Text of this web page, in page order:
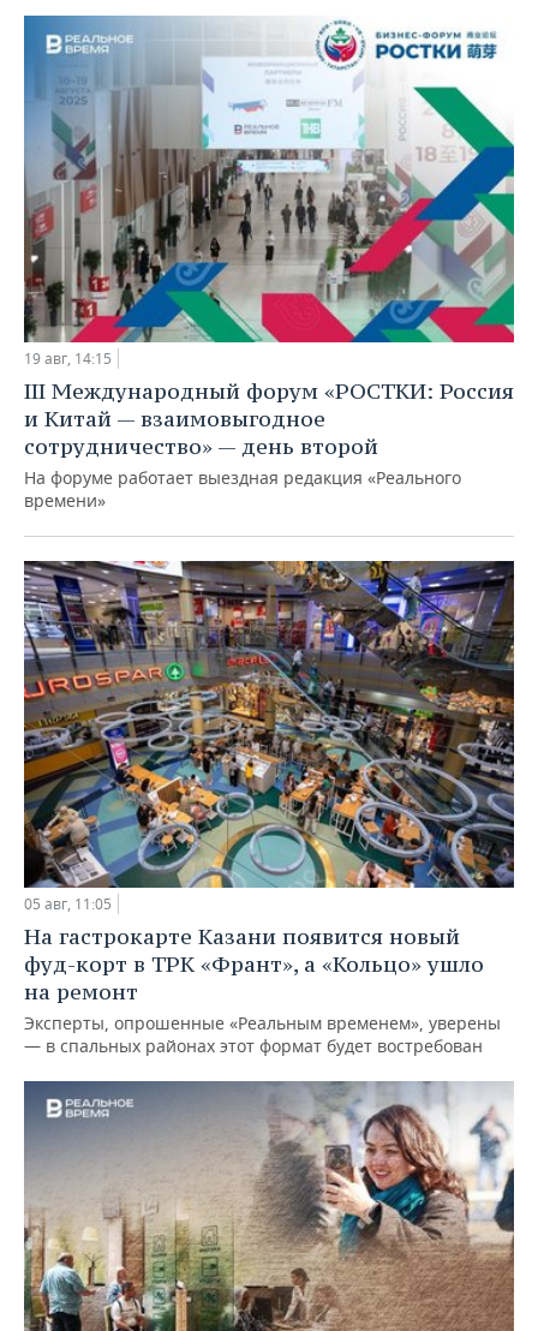
19 авг, 14:15
III Международный форум «РОСТКИ: Россия
и Китай — взаимовыгодное
сотрудничество» — день второй
На форуме работает выездная редакция «Реального
времени»
05 авг, 11:05
На гастрокарте Казани появится новый
фуд-корт в ТРК «Франт», а «Кольцо» ушло
на ремонт
Эксперты, опрошенные «Реальным временем», уверены
— в спальных районах этот формат будет востребован